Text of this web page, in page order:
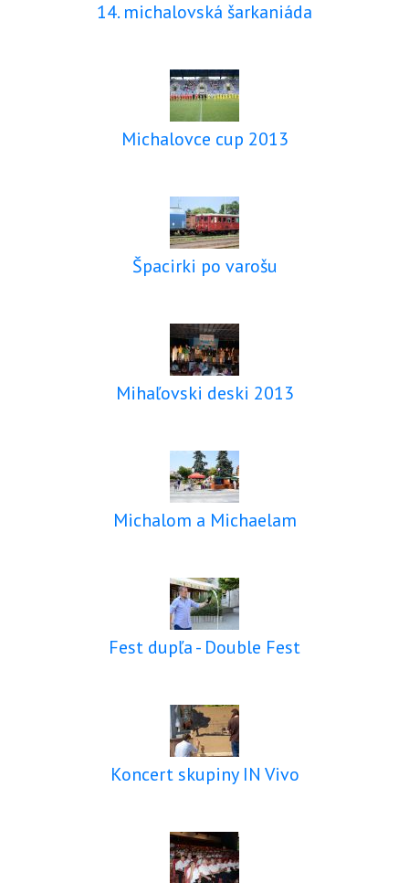
14. michalovská šarkaniáda
Michalovce cup 2013
Špacirki po varošu
Mihaľovski deski 2013
Michalom a Michaelam
Fest dupľa - Double Fest
Koncert skupiny IN Vivo